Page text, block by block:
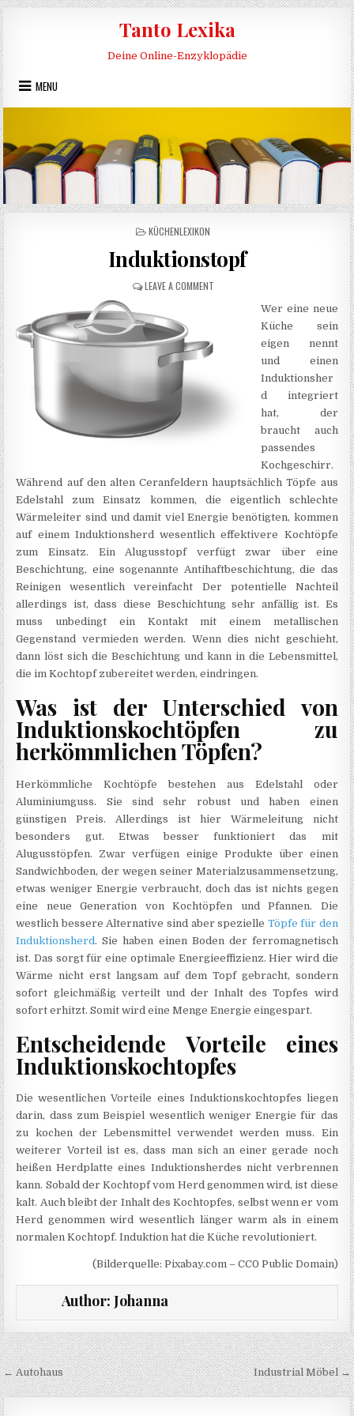
Skip to content
Tanto Lexika
Deine Online-Enzyklopädie
MENU
POSTED IN
KÜCHENLEXIKON
Induktionstopf
LEAVE A COMMENTON INDUKTIONSTOPF
Wer eine neue
Küche sein
eigen nennt
und einen
Induktionsher
d integriert
hat, der
braucht auch
passendes
Kochgeschirr.
Während auf den alten Ceranfeldern hauptsächlich Töpfe aus
Edelstahl zum Einsatz kommen, die eigentlich schlechte
Wärmeleiter sind und damit viel Energie benötigten, kommen
auf einem Induktionsherd wesentlich effektivere Kochtöpfe
zum Einsatz. Ein Alugusstopf verfügt zwar über eine
Beschichtung, eine sogenannte Antihaftbeschichtung, die das
Reinigen wesentlich vereinfacht Der potentielle Nachteil
allerdings ist, dass diese Beschichtung sehr anfällig ist. Es
muss unbedingt ein Kontakt mit einem metallischen
Gegenstand vermieden werden. Wenn dies nicht geschieht,
dann löst sich die Beschichtung und kann in die Lebensmittel,
die im Kochtopf zubereitet werden, eindringen.
Was ist der Unterschied von
Induktionskochtöpfen zu
herkömmlichen Töpfen?
Herkömmliche Kochtöpfe bestehen aus Edelstahl oder
Aluminiumguss. Sie sind sehr robust und haben einen
günstigen Preis. Allerdings ist hier Wärmeleitung nicht
besonders gut. Etwas besser funktioniert das mit
Alugusstöpfen. Zwar verfügen einige Produkte über einen
Sandwichboden, der wegen seiner Materialzusammensetzung,
etwas weniger Energie verbraucht, doch das ist nichts gegen
eine neue Generation von Kochtöpfen und Pfannen. Die
westlich bessere Alternative sind aber spezielle Töpfe für den
Induktionsherd . Sie haben einen Boden der ferromagnetisch
ist. Das sorgt für eine optimale Energieeffizienz. Hier wird die
Wärme nicht erst langsam auf dem Topf gebracht, sondern
sofort gleichmäßig verteilt und der Inhalt des Topfes wird
sofort erhitzt. Somit wird eine Menge Energie eingespart.
Entscheidende Vorteile eines
Induktionskochtopfes
Die wesentlichen Vorteile eines Induktionskochtopfes liegen
darin, dass zum Beispiel wesentlich weniger Energie für das
zu kochen der Lebensmittel verwendet werden muss. Ein
weiterer Vorteil ist es, dass man sich an einer gerade noch
heißen Herdplatte eines Induktionsherdes nicht verbrennen
kann. Sobald der Kochtopf vom Herd genommen wird, ist diese
kalt. Auch bleibt der Inhalt des Kochtopfes, selbst wenn er vom
Herd genommen wird wesentlich länger warm als in einem
normalen Kochtopf. Induktion hat die Küche revolutioniert.
(Bilderquelle: Pixabay.com – CC0 Public Domain)
Author: Johanna
Beitragsnavigation
← Autohaus Industrial Möbel →